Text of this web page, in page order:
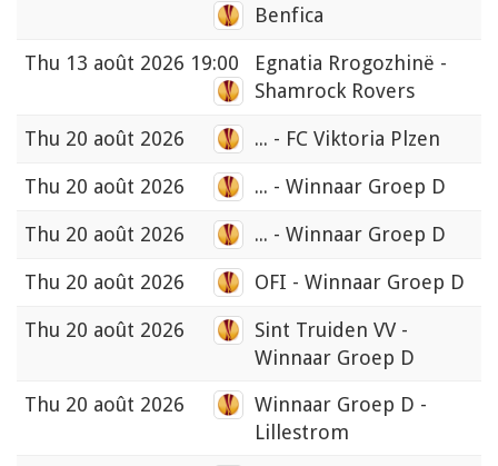
Benfica
Thu 13 août 2026 19:00
Egnatia Rrogozhinë -
Shamrock Rovers
Thu 20 août 2026 ... - FC Viktoria Plzen
Thu 20 août 2026 ... - Winnaar Groep D
Thu 20 août 2026 ... - Winnaar Groep D
Thu 20 août 2026 OFI - Winnaar Groep D
Thu 20 août 2026
Sint Truiden VV -
Winnaar Groep D
Thu 20 août 2026
Winnaar Groep D -
Lillestrom